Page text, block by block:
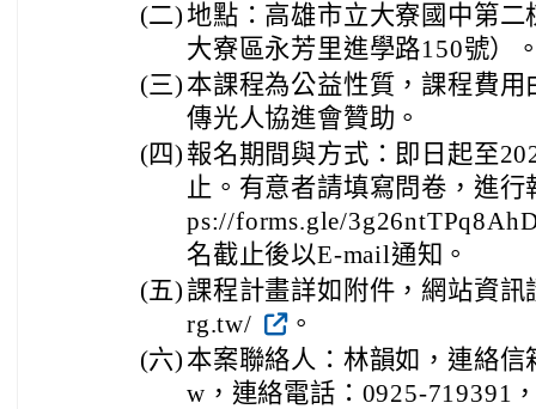
(二)地點：高雄市立大寮國中第
大寮區永芳里進學路150號）
(三) 本課程為公益性質，課程費
傳光人協進會贊助。
(四) 報名期間與方式：即日起至
止。有意者請填寫問卷，進
ps://forms.gle/
名截止後以E-mail通知。
(五)課程計畫詳如附件，網站資
rg.tw/
。
(六) 本案聯絡人：林韻如，連絡
w，連絡電話：0925-719391